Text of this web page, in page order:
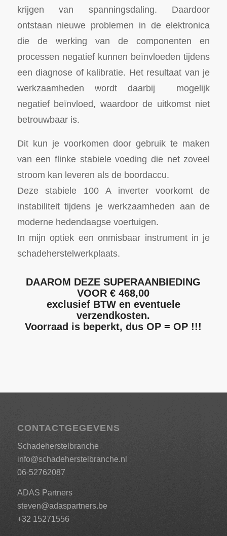
krijgen van spanningsdaling. Daardoor
ontstaan nieuwe problemen in de elektronica
die de werking van de componenten en
processen negatief kunnen beïnvloeden tijdens
een diagnose of kalibratie. Het resultaat van je
werkzaamheden wordt daarbij mogelijk
negatief beïnvloed, waardoor de uitkomst niet
betrouwbaar is.
Dit kun je voorkomen door gebruik te maken
van een flinke stabiele voeding die net zoveel
stroom kan leveren als de boordaccu.
Deze stabiele 100 A inverter voorkomt de
instabiliteit tijdens je werkzaamheden aan de
moderne hedendaagse voertuigen.
In mijn optiek een onmisbaar instrument in je
schadeherstelwerkplaats.
DAAROM DEZE SUPERAANBIEDING
VOOR € 468,00
exclusief BTW en eventuele
verzendkosten.
Voorraad is beperkt, dus OP = OP !!!
CONTACTGEGEVENS
Schadeherstelbranche
info@schadeherstelbranche.nl
06-52762087
ADAS Partners
steven@adaspartners.be
+32 15271556